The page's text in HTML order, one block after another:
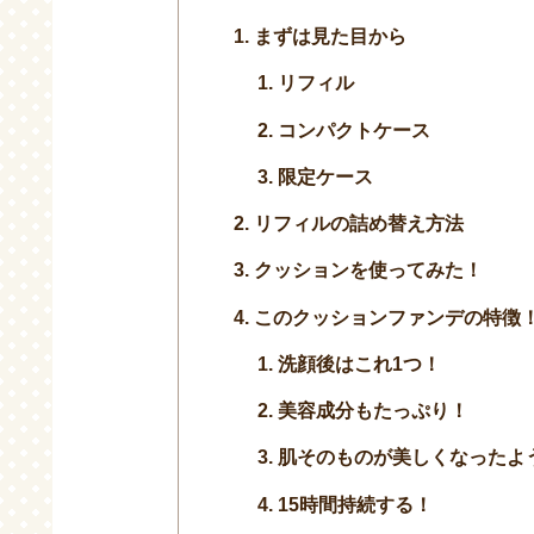
まずは見た目から
リフィル
コンパクトケース
限定ケース
リフィルの詰め替え方法
クッションを使ってみた！
このクッションファンデの特徴！
洗顔後はこれ1つ！
美容成分もたっぷり！
肌そのものが美しくなったよ
15時間持続する！